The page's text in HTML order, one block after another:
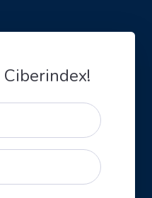
Ciberindex!